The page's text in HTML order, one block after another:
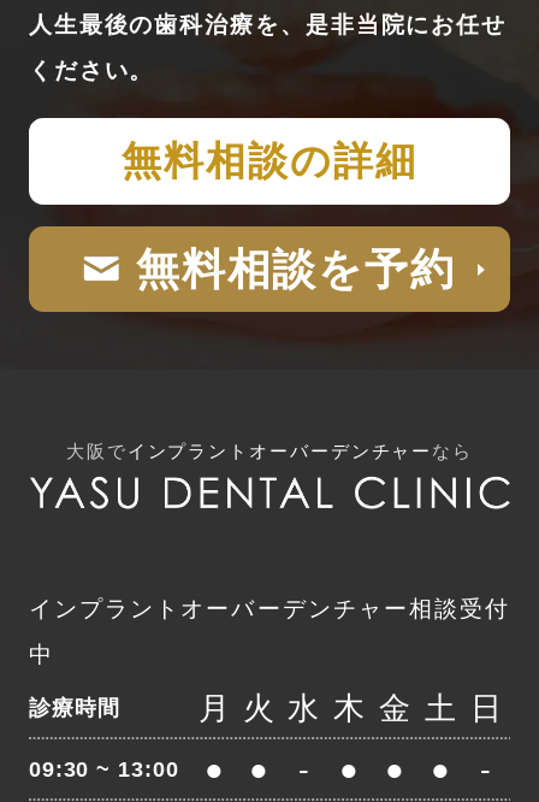
人生最後の歯科治療を、是非当院にお任せ
ください。
無料相談の詳細
無料相談を予約
大阪でインプラントオーバーデンチャー なら
インプラントオーバーデンチャー相談受付
中
診療時間 月 火 水 木 金 土 日
09:30 ~ 13:00 ● ● - ● ● ● -